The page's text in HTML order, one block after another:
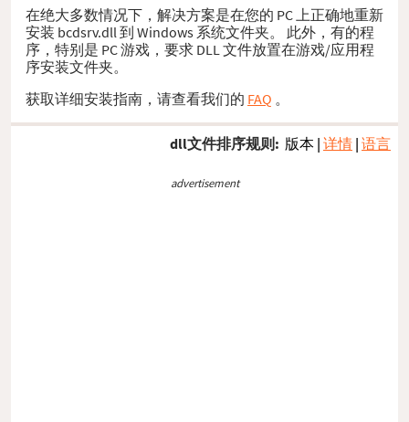
在绝大多数情况下，解决方案是在您的 PC 上正确地重新
安装 bcdsrv.dll 到 Windows 系统文件夹。 此外，有的程
序，特别是 PC 游戏，要求 DLL 文件放置在游戏/应用程
序安装文件夹。
获取详细安装指南，请查看我们的 FAQ 。
dll文件排序规则: 版本 | 详情 | 语言
advertisement